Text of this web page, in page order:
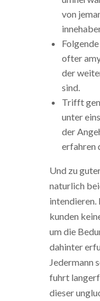
von
ofter
der
sind.
Trifft
unter
der
erfahren
Und zu
naturlich
kunden
um die
dahinter
Jedermann
fuhrt
dieser